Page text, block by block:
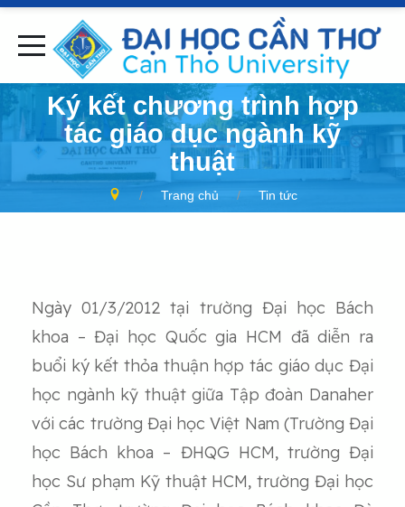
Ký kết chương trình hợp
tác giáo dục ngành kỹ
thuật
Trang chủ Tin tức
Ngày 01/3/2012 tại trường Đại học Bách
khoa – Đại học Quốc gia HCM đã diễn ra
buổi ký kết thỏa thuận hợp tác giáo dục Đại
học ngành kỹ thuật giữa Tập đoàn Danaher
với các trường Đại học Việt Nam (Trường Đại
học Bách khoa – ĐHQG HCM, trường Đại
học Sư phạm Kỹ thuật HCM, trường Đại học